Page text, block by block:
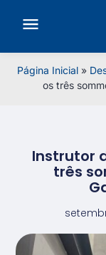
Página Inicial »
os três
Instrutor
três